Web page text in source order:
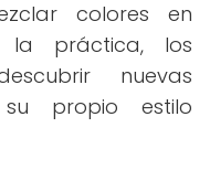
colores en
la práctica, los
nuevas
propio estilo